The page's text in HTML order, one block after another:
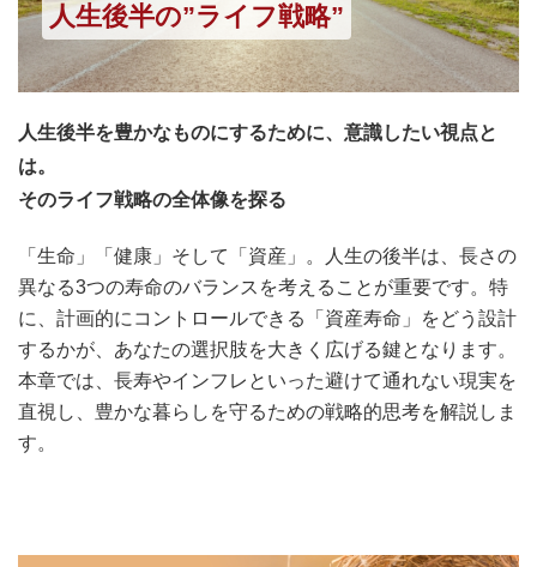
人生後半の”ライフ戦略”
人生後半を豊かなものにするために、意識したい視点と
は。
そのライフ戦略の全体像を探る
「生命」「健康」そして「資産」。人生の後半は、長さの
異なる3つの寿命のバランスを考えることが重要です。特
に、計画的にコントロールできる「資産寿命」をどう設計
するかが、あなたの選択肢を大きく広げる鍵となります。
本章では、長寿やインフレといった避けて通れない現実を
直視し、豊かな暮らしを守るための戦略的思考を解説しま
す。